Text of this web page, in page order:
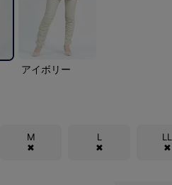
アイボリー
M
✖
L
✖
LL
✖